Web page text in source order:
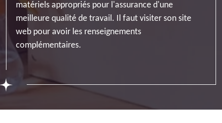
matériels appropriés pour l'assurance d'une
meilleure qualité de travail. Il faut visiter son site
web pour avoir les renseignements
complémentaires.